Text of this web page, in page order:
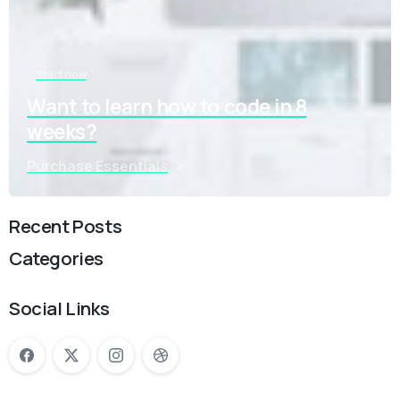
Want to learn how to code in 8
weeks?
Purchase Essentials
Recent Posts
Categories
Social Links